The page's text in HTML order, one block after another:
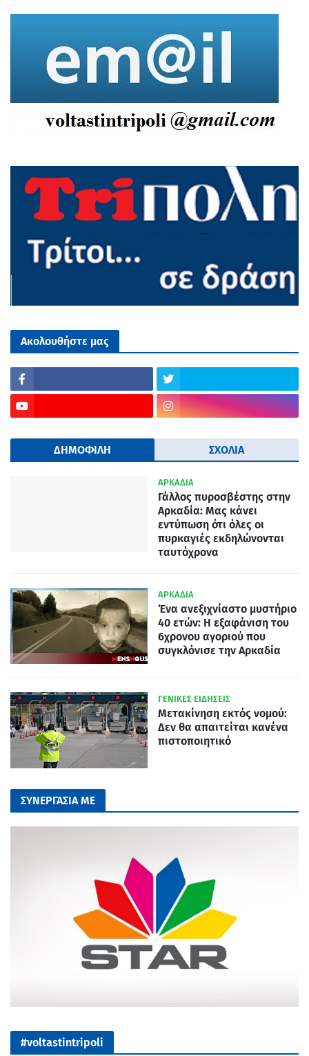
Ακολουθήστε μας
ΔΗΜΟΦΙΛΗ ΣΧΟΛΙΑ
ΑΡΚΑΔΙΑ
Γάλλος πυροσβέστης στην
Αρκαδία: Μας κάνει
εντύπωση ότι όλες οι
πυρκαγιές εκδηλώνονται
ταυτόχρονα
ΑΡΚΑΔΙΑ
Ένα ανεξιχνίαστο μυστήριο
40 ετών: Η εξαφάνιση του
6χρονου αγοριού που
συγκλόνισε την Αρκαδία
ΓΕΝΙΚΕΣ ΕΙΔΗΣΕΙΣ
Μετακίνηση εκτός νομού:
Δεν θα απαιτείται κανένα
πιστοποιητικό
ΣΥΝΕΡΓΑΣΙΑ ΜΕ
#voltastintripoli